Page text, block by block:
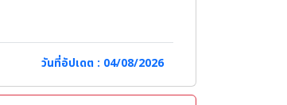
วันที่อัปเดต : 04/08/2026